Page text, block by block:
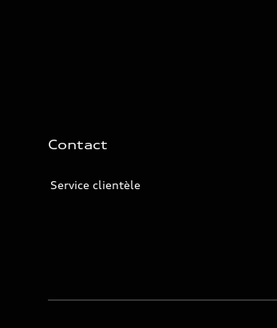
Contact
Service clientèle